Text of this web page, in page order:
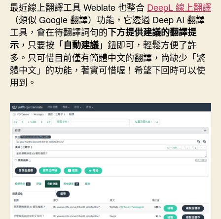
最近線上翻譯工具 Weblate 也整合 DeepL 線上翻譯
（類似 Google 翻譯）功能，它透過 Deep AI 翻譯
工具，會在待翻譯詞句的下方提供建議的翻譯提
示 ，只要按「自動建議」鈕即可，輕鬆方便了許
多。只可惜目前僅有簡體中文的翻譯，尚缺少「繁
體中文」的功能，著實可惜喔！希望下回時可以使
用到。